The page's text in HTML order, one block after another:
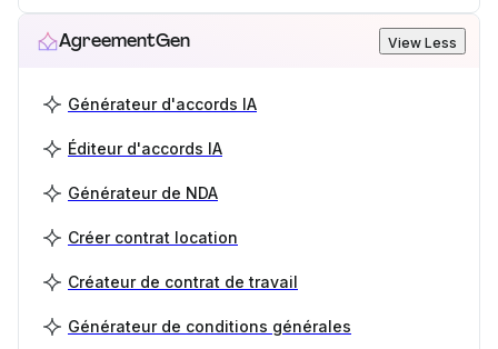
AgreementGen View Less
Générateur d'accords IA
Éditeur d'accords IA
Générateur de NDA
Créer contrat location
Créateur de contrat de travail
Générateur de conditions générales